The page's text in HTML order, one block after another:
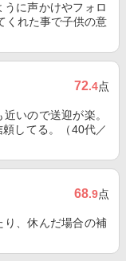
に声かけやフォロ
くれた事で子供の意
72.4点
いので送迎が楽。
してる。（40代／
68.9点
り、休んだ場合の補